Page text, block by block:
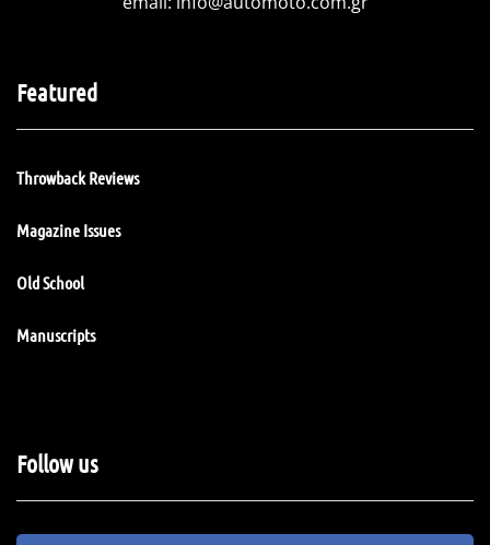
Featured
Throwback Reviews
Magazine Issues
Old School
Manuscripts
Follow us